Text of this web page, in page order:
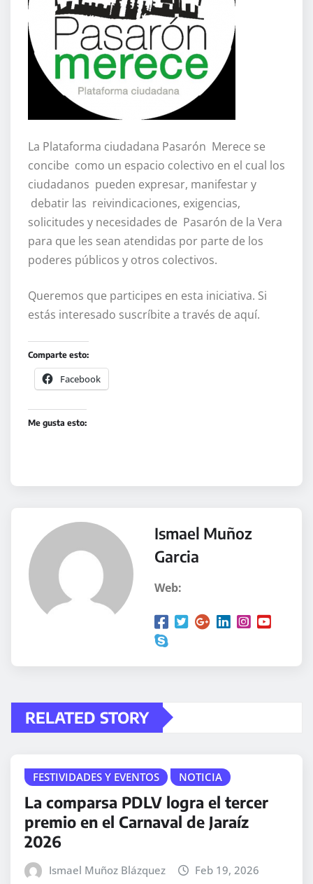
La Plataforma ciudadana Pasarón Merece se
concibe como un espacio colectivo en el cual los
ciudadanos pueden expresar, manifestar y
debatir las reivindicaciones, exigencias,
solicitudes y necesidades de Pasarón de la Vera
para que les sean atendidas por parte de los
poderes públicos y otros colectivos.
Queremos que participes en esta iniciativa. Si
estás interesado suscríbite a través de aquí.
Comparte esto:
Facebook
Me gusta esto:
Ismael Muñoz
Garcia
Web:
RELATED STORY
FESTIVIDADES Y EVENTOS NOTICIA
La comparsa PDLV logra el tercer
premio en el Carnaval de Jaraíz
2026
Ismael Muñoz Blázquez Feb 19, 2026